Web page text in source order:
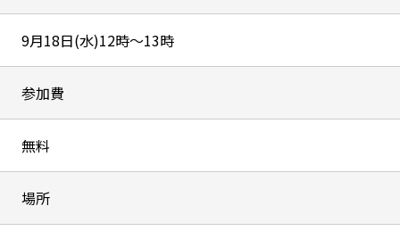
9月18日(水)12時～13時
参加費
無料
場所